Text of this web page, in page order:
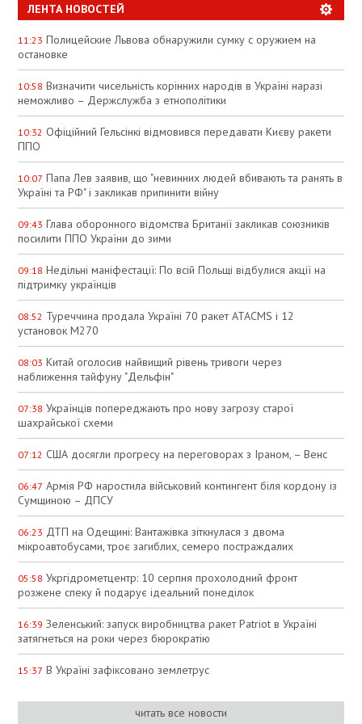
ЛЕНТА НОВОСТЕЙ
11:23 Полицейские Львова обнаружили сумку с оружием на
остановке
10:58 Визначити чисельність корінних народів в Україні наразі
неможливо – Держслужба з етнополітики
10:32 Офіційний Гельсінкі відмовився передавати Києву ракети
ППО
10:07 Папа Лев заявив, що "невинних людей вбивають та ранять в
Україні та РФ" і закликав припинити війну
09:43 Глава оборонного відомства Британії закликав союзників
посилити ППО України до зими
09:18 Недільні маніфестації: По всій Польщі відбулися акції на
підтримку українців
08:52 Туреччина продала Україні 70 ракет ATACMS і 12
установок M270
08:03 Китай оголосив найвищий рівень тривоги через
наближення тайфуну "Дельфін"
07:38 Українців попереджають про нову загрозу старої
шахрайської схеми
07:12 США досягли прогресу на переговорах з Іраном, – Венс
06:47 Армія РФ наростила військовий контингент біля кордону із
Сумщиною – ДПСУ
06:23 ДТП на Одещині: Вантажівка зіткнулася з двома
мікроавтобусами, троє загиблих, семеро постраждалих
05:58 Укргідрометцентр: 10 серпня прохолодний фронт
розжене спеку й подарує ідеальний понеділок
16:39 Зеленський: запуск виробництва ракет Patriot в Україні
затягнеться на роки через бюрократію
15:37 В Україні зафіксовано землетрус
читать все новости